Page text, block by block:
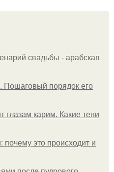
свадьбы - арабская
Пошаговый порядок его
глазам карим. Какие тени
это происходит и